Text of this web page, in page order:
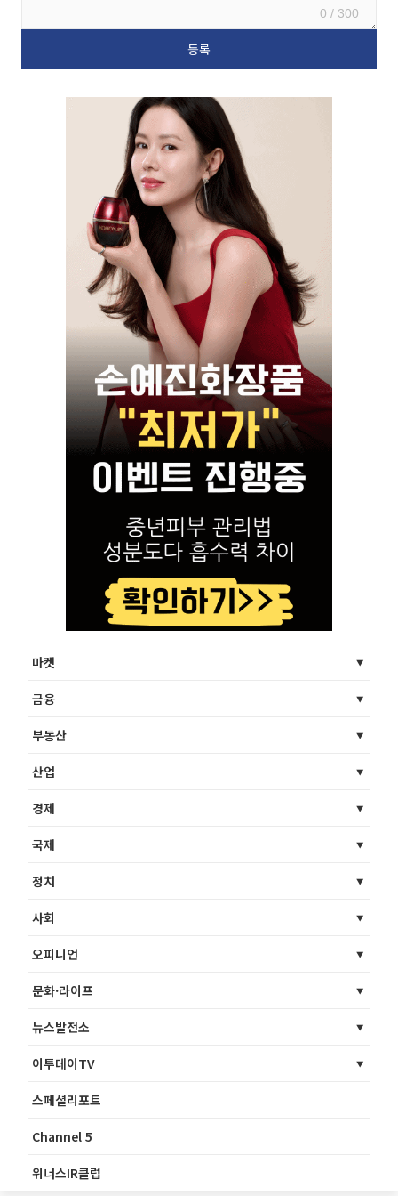
0 / 300
마켓
금융
부동산
산업
경제
국제
정치
사회
오피니언
문화·라이프
뉴스발전소
이투데이TV
스페셜리포트
Channel 5
위너스IR클럽